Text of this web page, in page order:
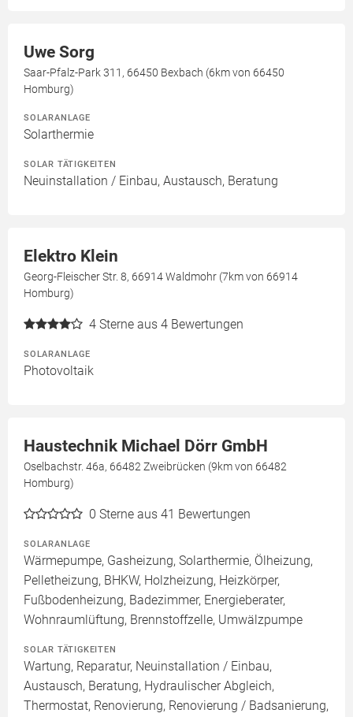
Uwe Sorg
Saar-Pfalz-Park 311, 66450 Bexbach (6km von 66450
Homburg)
SOLARANLAGE
Solarthermie
SOLAR TÄTIGKEITEN
Neuinstallation / Einbau, Austausch, Beratung
Elektro Klein
Georg-Fleischer Str. 8, 66914 Waldmohr (7km von 66914
Homburg)
4 Sterne aus 4 Bewertungen
SOLARANLAGE
Photovoltaik
Haustechnik Michael Dörr GmbH
Oselbachstr. 46a, 66482 Zweibrücken (9km von 66482
Homburg)
0 Sterne aus 41 Bewertungen
SOLARANLAGE
Wärmepumpe, Gasheizung, Solarthermie, Ölheizung,
Pelletheizung, BHKW, Holzheizung, Heizkörper,
Fußbodenheizung, Badezimmer, Energieberater,
Wohnraumlüftung, Brennstoffzelle, Umwälzpumpe
SOLAR TÄTIGKEITEN
Wartung, Reparatur, Neuinstallation / Einbau,
Austausch, Beratung, Hydraulischer Abgleich,
Thermostat, Renovierung, Renovierung / Badsanierung,